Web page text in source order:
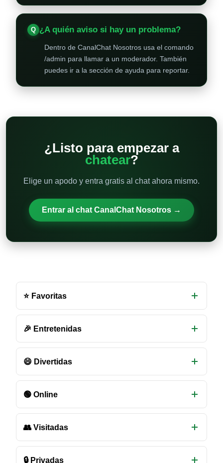
¿A quién aviso si hay un problema?
Dentro de CanalChat Nosotros usa el comando
/admin para llamar a un moderador. También
puedes ir a la sección de ayuda para reportar.
¿Listo para empezar a
chatear?
Elige un apodo y entra gratis al chat ahora mismo.
Entrar al chat CanalChat Nosotros →
de
chat
disponibles
⭐ Favoritas
🎉 Entretenidas
😄 Divertidas
🟢 Online
👥 Visitadas
🔒 Privadas